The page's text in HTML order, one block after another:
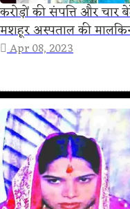
करोड़ों की संपत्ति और चार
मशहूर अस्पताल की
Apr 08, 2023